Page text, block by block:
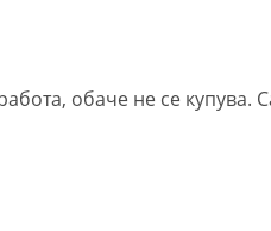
обаче не се купува.